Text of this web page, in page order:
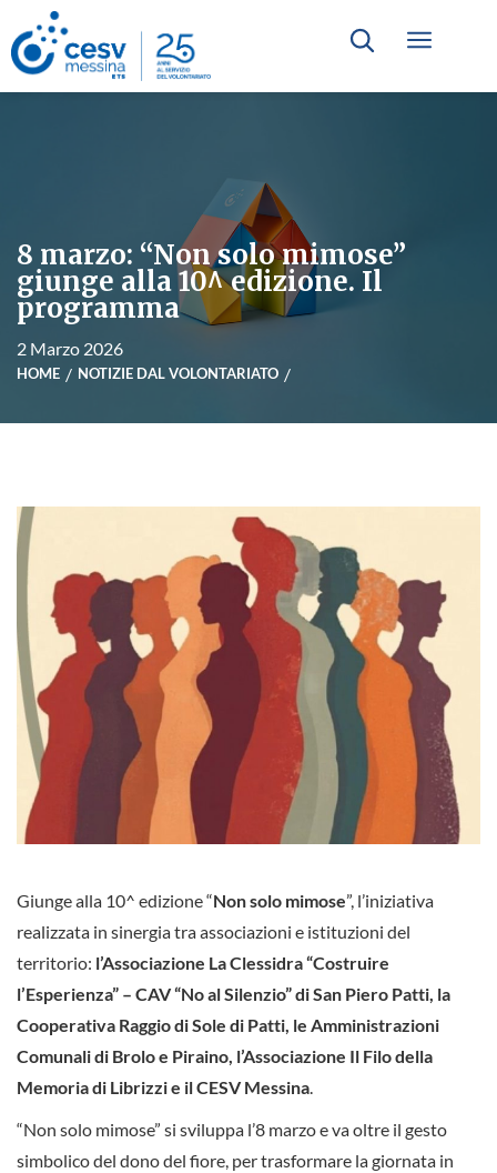
8 marzo: “Non solo mimose”
giunge alla 10^ edizione. Il
programma
2 Marzo 2026
HOME NOTIZIE DAL VOLONTARIATO
Giunge alla 10^ edizione “Non solo mimose”, l’iniziativa
realizzata in sinergia tra associazioni e istituzioni del
territorio: l’Associazione La Clessidra “Costruire
l’Esperienza” – CAV “No al Silenzio” di San Piero Patti, la
Cooperativa Raggio di Sole di Patti, le Amministrazioni
Comunali di Brolo e Piraino, l’Associazione Il Filo della
Memoria di Librizzi e il CESV Messina.
“Non solo mimose” si sviluppa l’8 marzo e va oltre il gesto
simbolico del dono del fiore, per trasformare la giornata in